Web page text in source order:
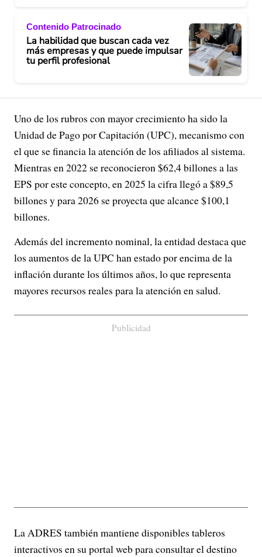
Contenido Patrocinado
La habilidad que buscan cada vez
más empresas y que puede impulsar
tu perfil profesional
Uno de los rubros con mayor crecimiento ha sido la
Unidad de Pago por Capitación (UPC), mecanismo con
el que se financia la atención de los afiliados al sistema.
Mientras en 2022 se reconocieron $62,4 billones a las
EPS por este concepto, en 2025 la cifra llegó a $89,5
billones y para 2026 se proyecta que alcance $100,1
billones.
Además del incremento nominal, la entidad destaca que
los aumentos de la UPC han estado por encima de la
inflación durante los últimos años, lo que representa
mayores recursos reales para la atención en salud.
Publicidad
La ADRES también mantiene disponibles tableros
interactivos en su portal web para consultar el destino